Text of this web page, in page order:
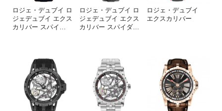
ロジェ・デュブイ ロ
ジェデュブイ エクス
カリバー スパイ …
ロジェ・デュブイ ロ
ジェデュブイ エクス
カリバー スパイダ…
ロジェ・デュブイ
エクスカリバー